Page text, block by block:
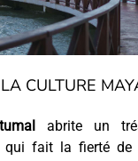
CULTURE
abrite un
qui fait la fierté